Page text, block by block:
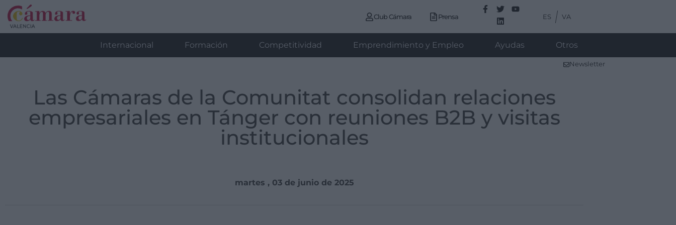
Club Cámara Prensa ES VA
Internacional Formación Competitividad Emprendimiento y Empleo Ayudas Otros
Newsletter
Las Cámaras de la Comunitat consolidan relaciones
empresariales en Tánger con reuniones B2B y visitas
institucionales
martes , 03 de junio de 2025